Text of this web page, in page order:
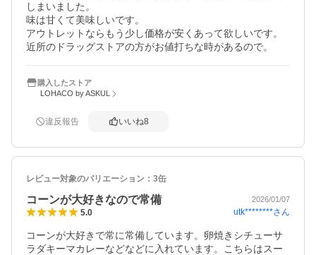
しまいました。
味は甘くて美味しいです。
アウトレットならもう少し価格が安くあって欲しいです。
近所のドラッグストアの方がお値打ちな時があるので。
購入したストア
LOHACO by ASKUL
違反報告 いいね8
レビュー対象のバリエーション： 3缶
コーンが大好きなので常備 2026/01/07
5.0 utk********さん
コーンが大好きで常に常備しています。卵焼きシチューサ
ラダキーマカレーなどなどに入れています。こちらはスー